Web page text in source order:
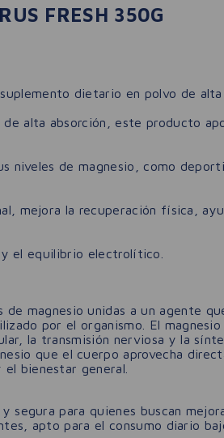
FRESH 350G
dietario en polvo de alta
de alta absorción, este producto
niveles de magnesio, como
mejora la recuperación física,
el equilibrio electrolítico.
de magnesio unidas a un agente
por el organismo. El
la transmisión nerviosa y la
que el cuerpo aprovecha
bienestar general.
segura para quienes buscan
apto para el consumo diario